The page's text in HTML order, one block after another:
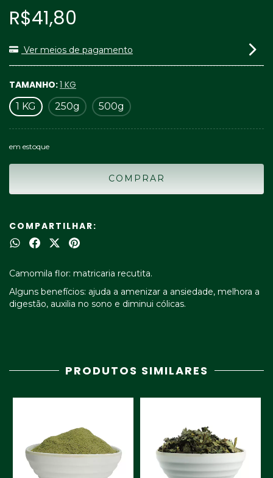
R$41,80
Ver meios de pagamento
TAMANHO:1 KG
1 KG 250g 500g
em estoque
COMPARTILHAR:
Camomila flor: matricaria recutita.
Alguns benefícios: ajuda a amenizar a ansiedade, melhora a
digestão, auxilia no sono e diminui cólicas.
PRODUTOS SIMILARES